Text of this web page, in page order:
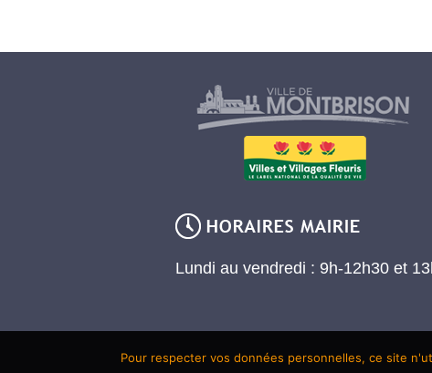
Lundi au vendredi : 9h-12h30 et
Pour respecter vos données personnelles, ce site